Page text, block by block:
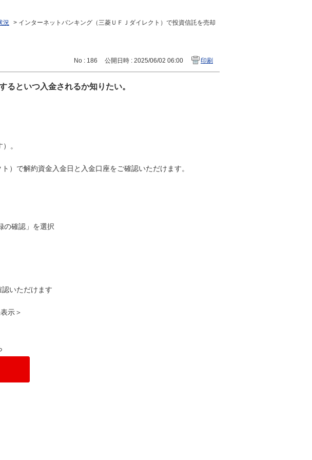
況 > インターネットバンキング（三菱ＵＦＪダイレクト）で投資信託を売却
No : 186 公開日時 : 2025/06/02 06:00 印刷
るといつ入金されるか知りたい。
。
）で解約資金入金日と入金口座をご確認いただけます。
の確認」を選択
いただけます
示＞